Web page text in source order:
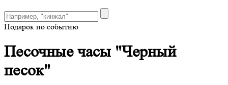
Подарок по событию
Песочные часы "Черный
песок"